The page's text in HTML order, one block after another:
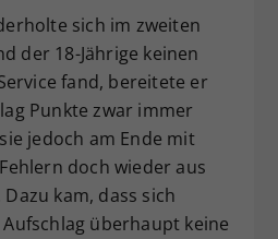
sich im zweiten
der 18-Jährige keinen
fand, bereitete er
Punkte zwar immer
jedoch am Ende mit
doch wieder aus
kam, dass sich
überhaupt keine